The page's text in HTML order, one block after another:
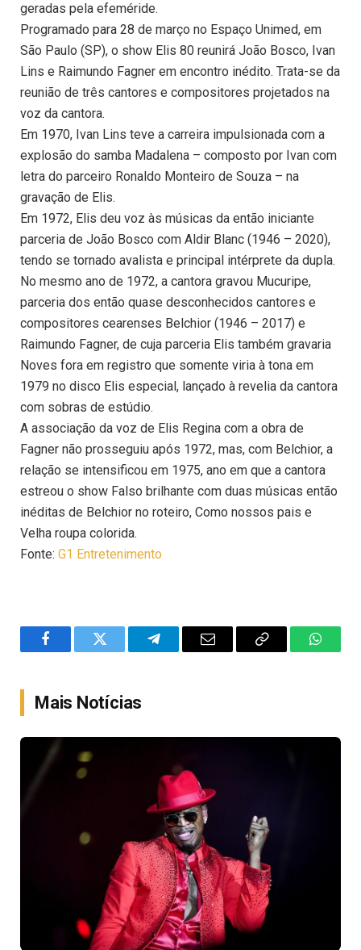
geradas pela efeméride.
Programado para 28 de março no Espaço Unimed, em
São Paulo (SP), o show Elis 80 reunirá João Bosco, Ivan
Lins e Raimundo Fagner em encontro inédito. Trata-se da
reunião de três cantores e compositores projetados na
voz da cantora.
Em 1970, Ivan Lins teve a carreira impulsionada com a
explosão do samba Madalena – composto por Ivan com
letra do parceiro Ronaldo Monteiro de Souza – na
gravação de Elis.
Em 1972, Elis deu voz às músicas da então iniciante
parceria de João Bosco com Aldir Blanc (1946 – 2020),
tendo se tornado avalista e principal intérprete da dupla.
No mesmo ano de 1972, a cantora gravou Mucuripe,
parceria dos então quase desconhecidos cantores e
compositores cearenses Belchior (1946 – 2017) e
Raimundo Fagner, de cuja parceria Elis também gravaria
Noves fora em registro que somente viria à tona em
1979 no disco Elis especial, lançado à revelia da cantora
com sobras de estúdio.
A associação da voz de Elis Regina com a obra de
Fagner não prosseguiu após 1972, mas, com Belchior, a
relação se intensificou em 1975, ano em que a cantora
estreou o show Falso brilhante com duas músicas então
inéditas de Belchior no roteiro, Como nossos pais e
Velha roupa colorida.
Fonte: G1 Entretenimento
FacebookTwitter TelegramEmail
Copy
Mais Notícias